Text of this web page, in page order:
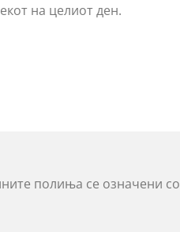
на целиот ден.
полиња се означени со